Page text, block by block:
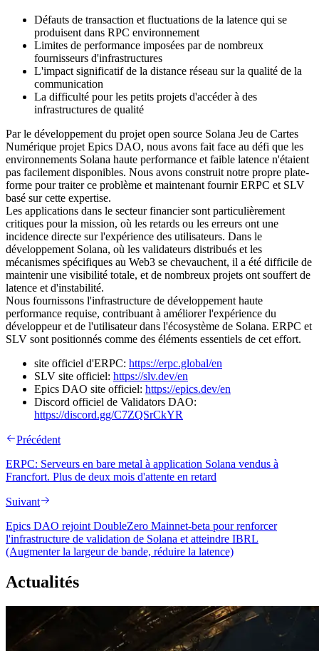
Défauts de transaction et fluctuations de la latence qui se
produisent dans RPC environnement
Limites de performance imposées par de nombreux
fournisseurs d'infrastructures
L'impact significatif de la distance réseau sur la qualité de la
communication
La difficulté pour les petits projets d'accéder à des
infrastructures de qualité
Par le développement du projet open source Solana Jeu de Cartes
Numérique projet Epics DAO, nous avons fait face au défi que les
environnements Solana haute performance et faible latence n'étaient
pas facilement disponibles. Nous avons construit notre propre plate-
forme pour traiter ce problème et maintenant fournir ERPC et SLV
basé sur cette expertise.
Les applications dans le secteur financier sont particulièrement
critiques pour la mission, où les retards ou les erreurs ont une
incidence directe sur l'expérience des utilisateurs. Dans le
développement Solana, où les validateurs distribués et les
mécanismes spécifiques au Web3 se chevauchent, il a été difficile de
maintenir une visibilité totale, et de nombreux projets ont souffert de
latence et d'instabilité.
Nous fournissons l'infrastructure de développement haute
performance requise, contribuant à améliorer l'expérience du
développeur et de l'utilisateur dans l'écosystème de Solana. ERPC et
SLV sont positionnés comme des éléments essentiels de cet effort.
site officiel d'ERPC: https://erpc.global/en
SLV site officiel: https://slv.dev/en
Epics DAO site officiel: https://epics.dev/en
Discord officiel de Validators DAO:
https://discord.gg/C7ZQSrCkYR
Précédent
ERPC: Serveurs en bare metal à application Solana vendus à
Francfort. Plus de deux mois d'attente en retard
Suivant
Epics DAO rejoint DoubleZero Mainnet-beta pour renforcer
l'infrastructure de validation de Solana et atteindre IBRL
(Augmenter la largeur de bande, réduire la latence)
Actualités